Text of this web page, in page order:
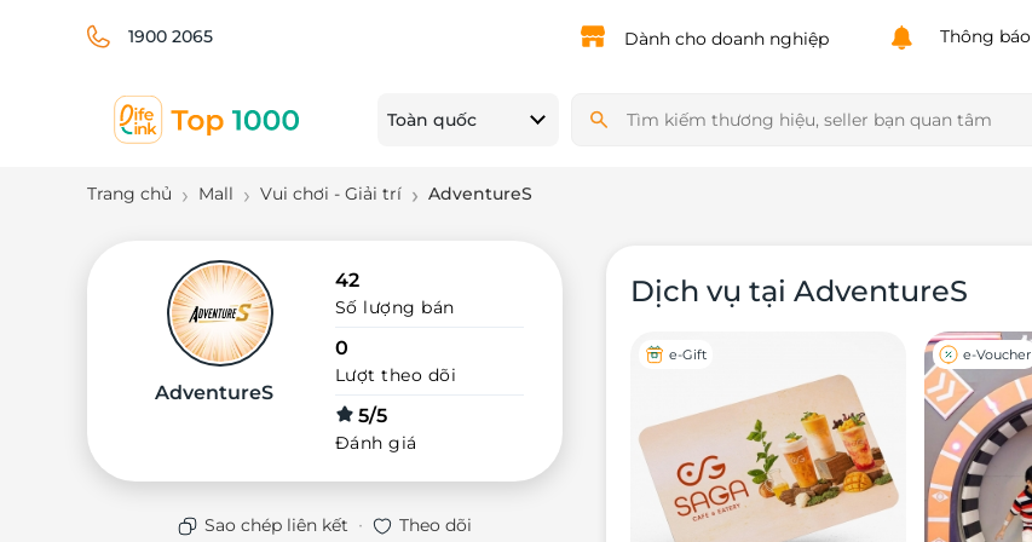
1900 2065 Dành cho doanh nghiệp Thông báo
Toàn quốc
Trang chủ Mall Vui chơi - Giải trí AdventureS
AdventureS
42
Số lượng bán
0
Lượt theo dõi
5/5
Đánh giá
Sao chép liên kết · Theo dõi
Dịch vụ tại AdventureS
e-Gift e-Voucher